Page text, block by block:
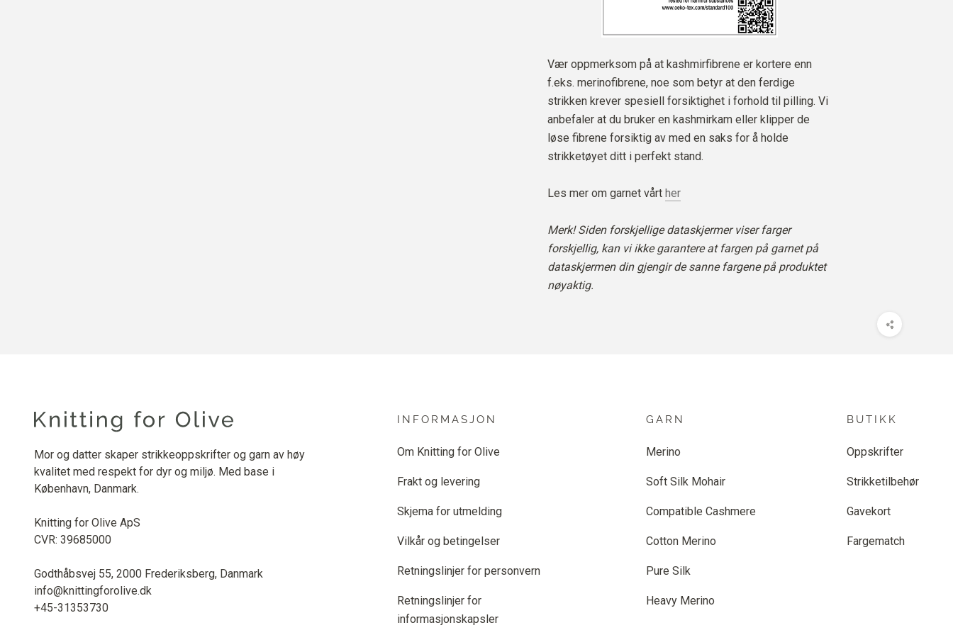
Vær oppmerksom på at kashmirfibrene er kortere enn
f.eks. merinofibrene, noe som betyr at den ferdige
strikken krever spesiell forsiktighet i forhold til pilling. Vi
anbefaler at du bruker en kashmirkam eller klipper de
løse fibrene forsiktig av med en saks for å holde
strikketøyet ditt i perfekt stand.
Les mer om garnet vårt her
Merk! Siden forskjellige dataskjermer viser farger
forskjellig, kan vi ikke garantere at fargen på garnet på
dataskjermen din gjengir de sanne fargene på produktet
nøyaktig.
Mor og datter skaper strikkeoppskrifter og garn av høy
kvalitet med respekt for dyr og miljø. Med base i
København, Danmark.
Knitting for Olive ApS
CVR: 39685000
Godthåbsvej 55, 2000 Frederiksberg, Danmark
info@knittingforolive.dk
+45-31353730
INFORMASJON
Om Knitting for Olive
Frakt og levering
Skjema for utmelding
Vilkår og betingelser
Retningslinjer for personvern
Retningslinjer for
informasjonskapsler
GARN
Merino
Soft Silk Mohair
Compatible Cashmere
Cotton Merino
Pure Silk
Heavy Merino
BUTIKK
Oppskrifter
Strikketilbehør
Gavekort
Fargematch